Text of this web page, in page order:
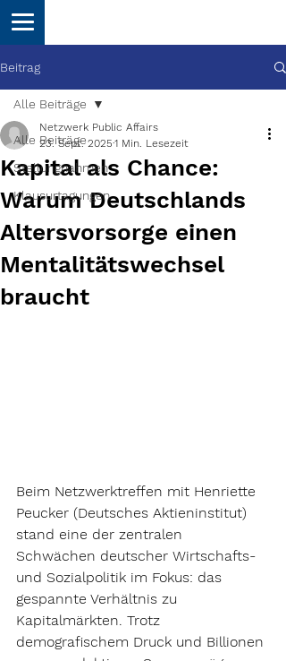
Beitrag
Alle Beiträge
Stellungnahmen
Klausurtagungen
Alle Beiträge
Kapital als Chance:
Warum Deutschlands
Altersvorsorge einen
Mentalitätswechsel
braucht
Netzwerk Public Affairs
23. Sept. 2025 1 Min. Lesezeit
Beim Netzwerktreffen mit Henriette
Peucker (Deutsches Aktieninstitut)
stand eine der zentralen
Schwächen deutscher Wirtschafts-
und Sozialpolitik im Fokus: das
gespannte Verhältnis zu
Kapitalmärkten. Trotz
demografischem Druck und Billionen